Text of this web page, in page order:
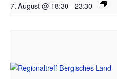
7. August @ 18:30- 23:30